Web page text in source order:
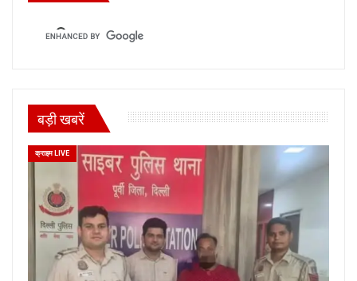
बड़ी खबरें
क्राइम LIVE